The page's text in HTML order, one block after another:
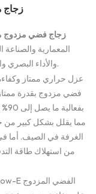
زجاج
زجاج فضي مزدوج
المعمارية
والأداء البصري والمتانة بفضل هيكل الفيلم الفضي المزدوج المبتكر.
عزل حراري ممتاز
فضي مزدوج بقدرة
مما يقلل بشكل كبير من
الغرفة في الصيف. أما
من استهلاك طاقة